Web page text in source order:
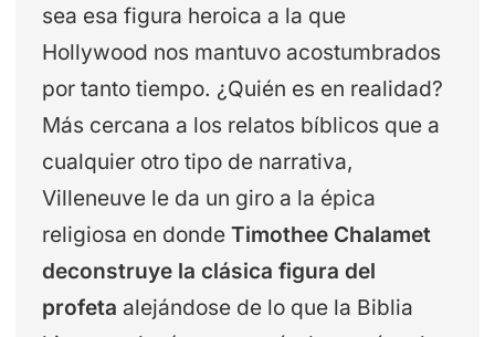
sea esa figura heroica a la que
Hollywood nos mantuvo acostumbrados
por tanto tiempo. ¿Quién es en realidad?
Más cercana a los relatos bíblicos que a
cualquier otro tipo de narrativa,
Villeneuve le da un giro a la épica
religiosa en dondeTimothee Chalamet
deconstruye la clásica figura del
profeta alejándose de lo que la Biblia